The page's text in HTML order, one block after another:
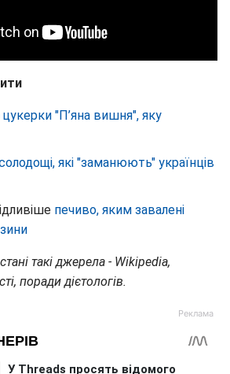
"П’яна вишня", яку
які "заманюють" українців
печиво, яким завалені
такі джерела - Wikipedia,
поради дієтологів.